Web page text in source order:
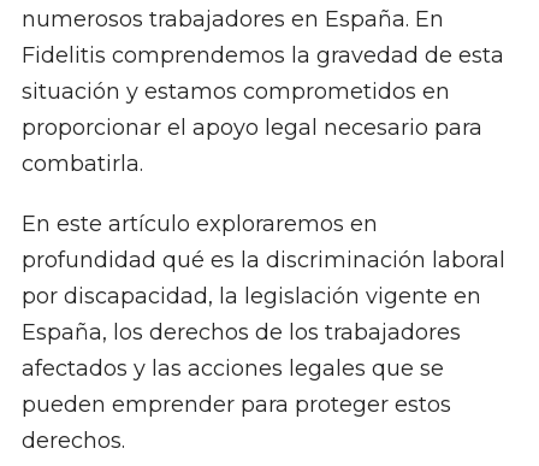
numerosos trabajadores en España. En
Fidelitis comprendemos la gravedad de esta
situación y estamos comprometidos en
proporcionar el apoyo legal necesario para
combatirla.
En este artículo exploraremos en
profundidad qué es la discriminación laboral
por discapacidad, la legislación vigente en
España, los derechos de los trabajadores
afectados y las acciones legales que se
pueden emprender para proteger estos
derechos.